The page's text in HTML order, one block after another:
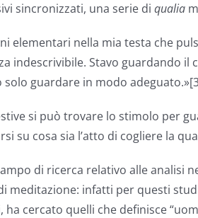
sincronizzati, una serie di qualia
elementari nella mia testa che
indescrivibile. Stavo guardando
guardare in modo
si può trovare lo stimolo per
su cosa sia l’atto di cogliere la
di ricerca relativo alle analisi
meditazione: infatti per questi
cercato quelli che definisce